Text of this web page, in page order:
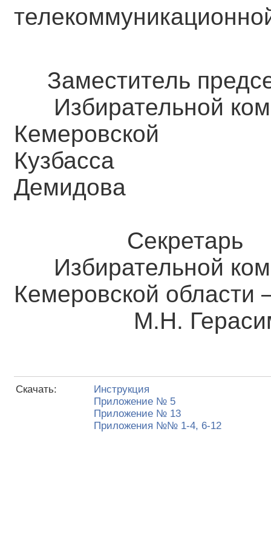
Заместитель
Избирательной
Демидова
Секретарь
Избирательной
Кемеровской
М.Н.
Скачать:
Инструкция
Приложение № 5
Приложение № 13
Приложения №№ 1-4, 6-12